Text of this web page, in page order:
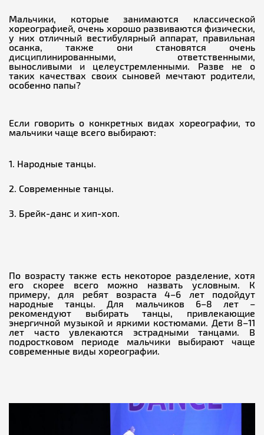
Мальчики, которые занимаются классической
хореографией, очень хорошо развиваются физически,
у них отличный вестибулярный аппарат, правильная
осанка, также они становятся очень
дисциплинированными, ответственными,
выносливыми и целеустремленными. Разве не о
таких качествах своих сыновей мечтают родители,
особенно папы?
Если говорить о конкретных видах хореографии, то
мальчики чаще всего выбирают:
Народные танцы.
Современные танцы.
Брейк-данс и хип-хоп.
По возрасту также есть некоторое разделение, хотя
его скорее всего можно назвать условным. К
примеру, для ребят возраста 4–6 лет подойдут
народные танцы. Для мальчиков 6–8 лет –
рекомендуют выбирать танцы, привлекающие
энергичной музыкой и яркими костюмами. Дети 8–11
лет часто увлекаются эстрадными танцами. В
подростковом периоде мальчики выбирают чаще
современные виды хореографии.